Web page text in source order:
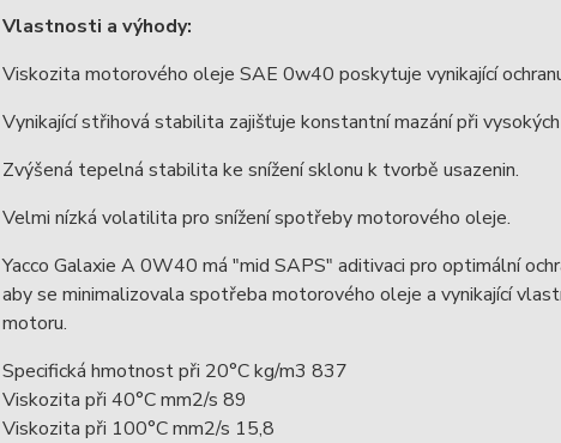
Vlastnosti a výhody:
Viskozita motorového oleje SAE 0w40 poskytuje vynikající
Vynikající střihová stabilita zajišťuje konstantní mazání při
Zvýšená tepelná stabilita ke snížení sklonu k tvorbě usazenin.
Velmi nízká volatilita pro snížení spotřeby motorového oleje.
Yacco Galaxie A 0W40 má "mid SAPS" aditivaci pro optimální
aby se minimalizovala spotřeba motorového oleje a vynikající
motoru.
Specifická hmotnost při 20°C kg/m3 837
Viskozita při 40°C mm2/s 89
Viskozita při 100°C mm2/s 15,8